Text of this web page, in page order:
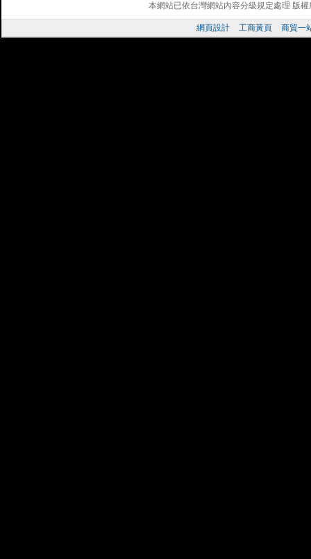
本網站已依台灣網站內容分級規定處理 版
網頁設計 工商黃頁 商貿一